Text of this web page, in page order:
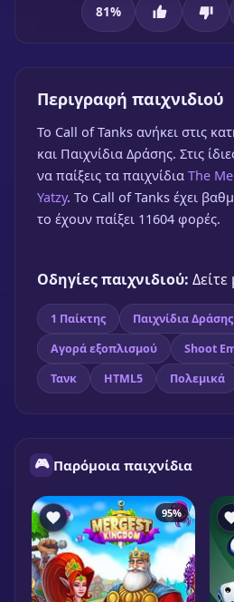
Call of Tanks
★81%🎮 1 Παίκτης
Παίξε δωρεάν
81%
Περιγραφή παιχνιδιού
To Call of Tanks ανήκει στις
και Παιχνίδια Δράσης. Στις
να παίξεις τα παιχνίδια The
Yatzy. Το Call of Tanks έχει
το έχουν παίξει 11604 φορές.
Οδηγίες παιχνιδιού:
1 Παίκτης
Παιχνίδια Δράσης
Αγορά εξοπλισμού
Shoot
Τανκ
HTML5 Πολεμικά
🎮 Παρόμοια παιχνίδια
95%